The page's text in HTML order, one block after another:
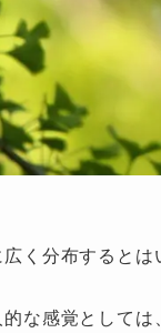
く分布すると
な感覚としては